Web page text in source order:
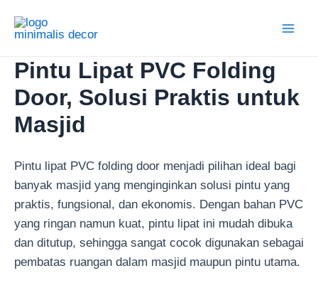
Pintu Lipat PVC Folding
Door, Solusi Praktis untuk
Masjid
Pintu lipat PVC folding door menjadi pilihan ideal bagi
banyak masjid yang menginginkan solusi pintu yang
praktis, fungsional, dan ekonomis. Dengan bahan PVC
yang ringan namun kuat, pintu lipat ini mudah dibuka
dan ditutup, sehingga sangat cocok digunakan sebagai
pembatas ruangan dalam masjid maupun pintu utama.